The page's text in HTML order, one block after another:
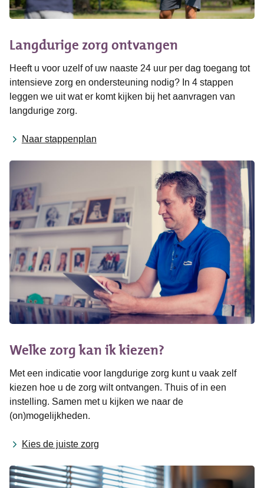
Langdurige zorg ontvangen
Heeft u voor uzelf of uw naaste 24 uur per dag toegang tot
intensieve zorg en ondersteuning nodig? In 4 stappen
leggen we uit wat er komt kijken bij het aanvragen van
langdurige zorg.
Naar stappenplan
Welke zorg kan ik kiezen?
Met een indicatie voor langdurige zorg kunt u vaak zelf
kiezen hoe u de zorg wilt ontvangen. Thuis of in een
instelling. Samen met u kijken we naar de
(on)mogelijkheden.
Kies de juiste zorg